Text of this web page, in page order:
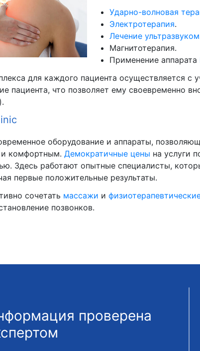
Ударно-волновая
Электротерапия.
Лечение ультразвуком
Магнитотерапия.
Применение аппарата
для каждого пациента осуществляется с
пациента, что позволяет ему своевременно
оборудование и аппараты,
комфортным. Демократичные цены на услуги
Здесь работают опытные специалисты,
первые положительные результаты.
сочетать массажи и
позвонков.
проверена